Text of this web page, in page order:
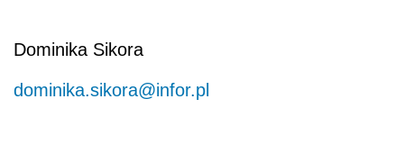
Dominika Sikora
dominika.sikora@infor.pl